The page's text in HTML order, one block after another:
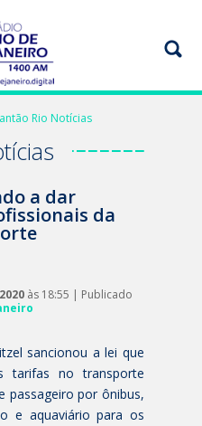
Rio Notícias
a dar
da
às 18:55 | Publicado
sancionou a lei que
tarifas no transporte
passageiro por ônibus,
e aquaviário para os